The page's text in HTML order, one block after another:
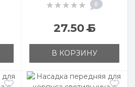
0
27.50Б
В КОРЗИНУ